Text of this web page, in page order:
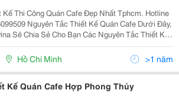
Thi Công Quán Cafe Đẹp Nhất Tphcm. Hotline
Thiết Kế Quán Cafe Dưới Đây,
Sẽ Chia Sẻ Cho Bạn Các Nguyên Tắc Thiết Kế
Cafe Đạt Chuẩn, Nghiêm Ngặt Về Thẩm Mỹ Cũng
Kỹ Thuật Để Quán Cafe Của Bạn Mang
Hồ Chí Minh >1 năm
Kế Quán Cafe Hợp Phong Thủy